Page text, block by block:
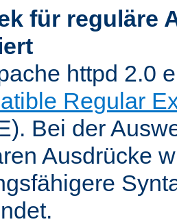
für reguläre
httpd 2.0
Regular
Bei der
Ausdrücke